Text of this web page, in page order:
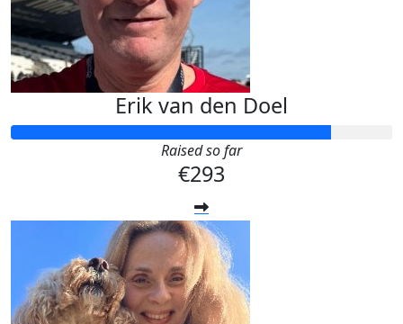
Erik van den Doel
Raised so far
€293